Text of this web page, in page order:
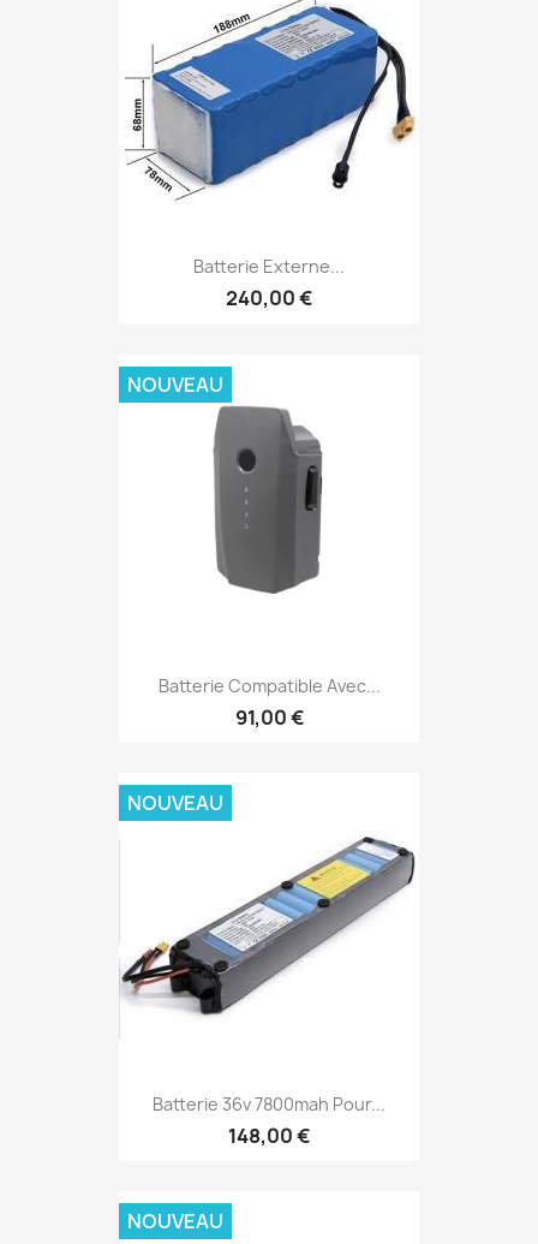
Batterie Externe...
240,00 €
Batterie Compatible Avec...
91,00 €
NOUVEAU
Batterie 36v 7800mah Pour...
148,00 €
NOUVEAU
NOUVEAU